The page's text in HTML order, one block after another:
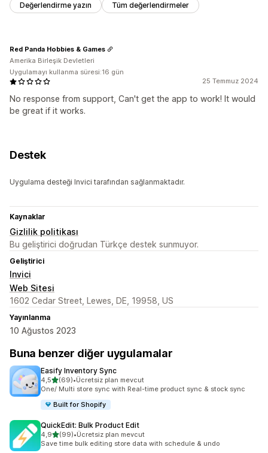
Değerlendirme yazın Tüm değerlendirmeler
25 Temmuz 2024
No response from support, Can't get the app to work! It would
be great if it works.
Red Panda Hobbies & Games
Amerika Birleşik Devletleri
Uygulamayı kullanma süresi:16 gün
Destek
Uygulama desteği Invici tarafından sağlanmaktadır.
Kaynaklar
Gizlilik politikası
Bu geliştirici doğrudan Türkçe destek sunmuyor.
Geliştirici
Invici
Web Sitesi
1602 Cedar Street, Lewes, DE, 19958, US
Yayınlanma
10 Ağustos 2023
Buna benzer diğer uygulamalar
Easify Inventory Sync
4,55 yıldız üzerinden
(69)
toplam 69 değerlendirme
•Ücretsiz plan mevcut
One/ Multi store sync with Real-time product sync & stock sync
Built for Shopify
QuickEdit: Bulk Product Edit
4,95 yıldız üzerinden
(99)
toplam 99 değerlendirme
•Ücretsiz plan mevcut
Save time bulk editing store data with schedule & undo